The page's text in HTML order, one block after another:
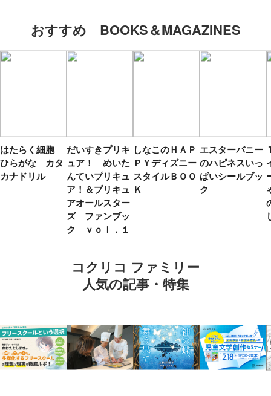
おすすめ BOOKS＆MAGAZINES
はたらく細胞
ひらがな カタ
カナドリル
だいすきプリキ
ュア！ めいた
んていプリキュ
ア！＆プリキュ
アオールスター
ズ ファンブッ
ク ｖｏｌ．１
しなこのＨＡＰ
ＰＹディズニー
スタイルＢＯＯ
Ｋ
エスターバニー
のハピネスいっ
ぱいシールブッ
ク
コクリコ ファミリー
人気の記事・特集